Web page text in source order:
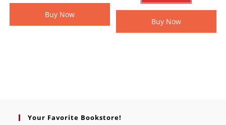
Buy Now
Buy Now
Your Favorite Bookstore!